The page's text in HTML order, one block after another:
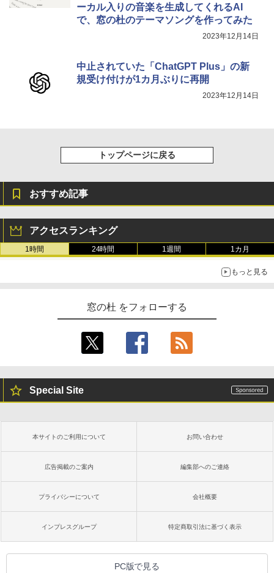
ーカル入りの音楽を生成してくれるAI
で、窓の杜のテーマソングを作ってみた
2023年12月14日
中止されていた「ChatGPT Plus」の新
規受け付けが1カ月ぶりに再開
2023年12月14日
トップページに戻る
おすすめ記事
アクセスランキング
1時間 24時間 1週間 1カ月
もっと見る
窓の杜 をフォローする
Special Site
本サイトのご利用について お問い合わせ
広告掲載のご案内 編集部へのご連絡
プライバシーについて 会社概要
インプレスグループ 特定商取引法に基づく表示
PC版で見る